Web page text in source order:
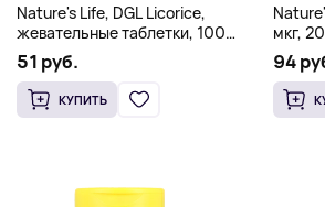
Nature's Life, DGL Licorice,
жевательные таблетки, 100
таблеток
51 руб.
КУПИТЬ
мкг,
капсул
94